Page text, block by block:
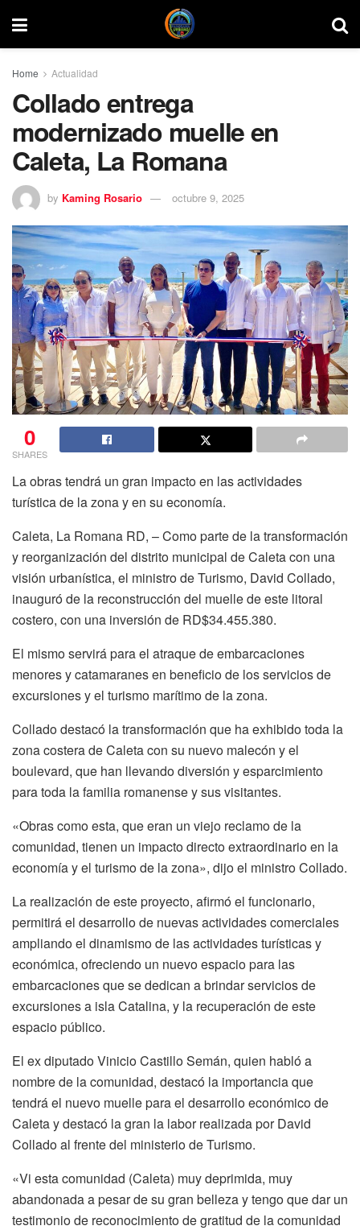
Home Actualidad
Collado entrega
modernizado muelle en
Caleta, La Romana
by Kaming Rosario octubre 9, 2025
0
SHARES
La obras tendrá un gran impacto en las actividades
turística de la zona y en su economía.
Caleta, La Romana RD, – Como parte de la transformación
y reorganización del distrito municipal de Caleta con una
visión urbanística, el ministro de Turismo, David Collado,
inauguró de la reconstrucción del muelle de este litoral
costero, con una inversión de RD$34.455.380.
El mismo servirá para el atraque de embarcaciones
menores y catamaranes en beneficio de los servicios de
excursiones y el turismo marítimo de la zona.
Collado destacó la transformación que ha exhibido toda la
zona costera de Caleta con su nuevo malecón y el
boulevard, que han llevando diversión y esparcimiento
para toda la familia romanense y sus visitantes.
«Obras como esta, que eran un viejo reclamo de la
comunidad, tienen un impacto directo extraordinario en la
economía y el turismo de la zona», dijo el ministro Collado.
La realización de este proyecto, afirmó el funcionario,
permitirá el desarrollo de nuevas actividades comerciales
ampliando el dinamismo de las actividades turísticas y
económica, ofreciendo un nuevo espacio para las
embarcaciones que se dedican a brindar servicios de
excursiones a isla Catalina, y la recuperación de este
espacio público.
El ex diputado Vinicio Castillo Semán, quien habló a
nombre de la comunidad, destacó la importancia que
tendrá el nuevo muelle para el desarrollo económico de
Caleta y destacó la gran la labor realizada por David
Collado al frente del ministerio de Turismo.
«Vi esta comunidad (Caleta) muy deprimida, muy
abandonada a pesar de su gran belleza y tengo que dar un
testimonio de reconocimiento de gratitud de la comunidad